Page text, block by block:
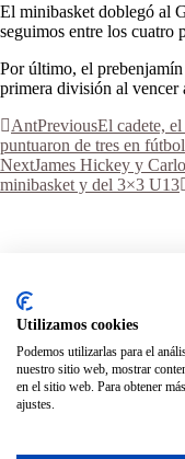
El minibasket doblegó al
seguimos entre los cuatro
Por último, el
primera división al vencer
AntPreviousEl cadete,
puntuaron de tres en fútbol
NextJames Hickey y
minibasket y del 3×3 U13
Política de cookies
Inicio
Transparencia
Mi cuenta
Instagram
Facebook
Utilizamos cookies
Podemos utilizarlas para el
nuestro sitio web, mostrar
en el sitio web. Para obtener
ajustes.